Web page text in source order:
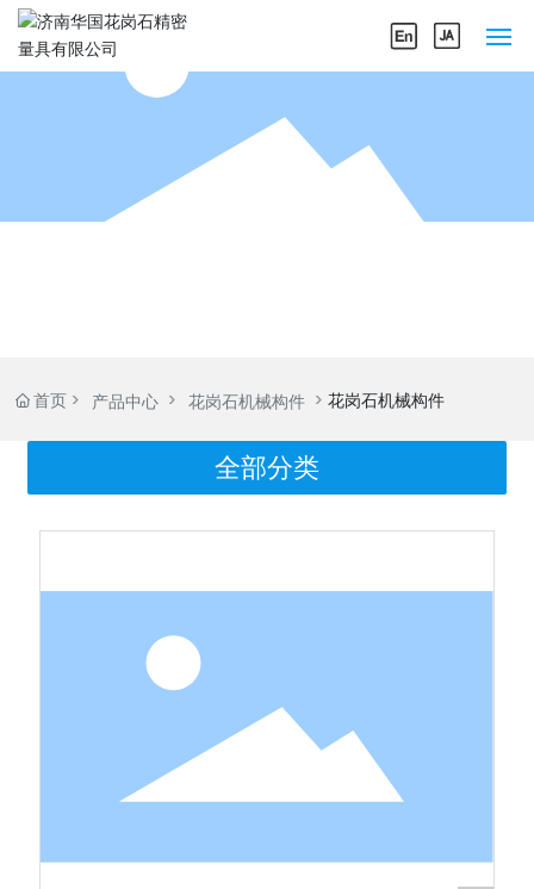
产品中心
首页 产品中心 花岗石机械构件 花岗石机械构件
全部分类